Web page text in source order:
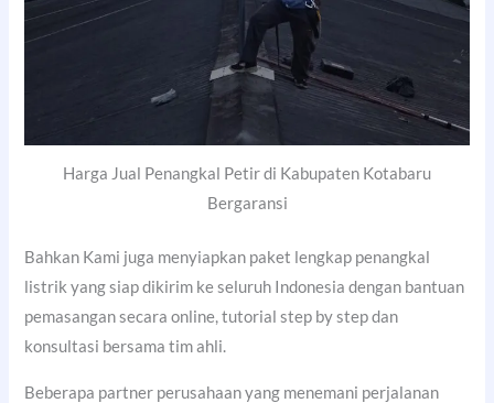
Harga Jual Penangkal Petir di Kabupaten Kotabaru
Bergaransi
Bahkan Kami juga menyiapkan paket lengkap penangkal
listrik yang siap dikirim ke seluruh Indonesia dengan bantuan
pemasangan secara online, tutorial step by step dan
konsultasi bersama tim ahli.
Beberapa partner perusahaan yang menemani perjalanan